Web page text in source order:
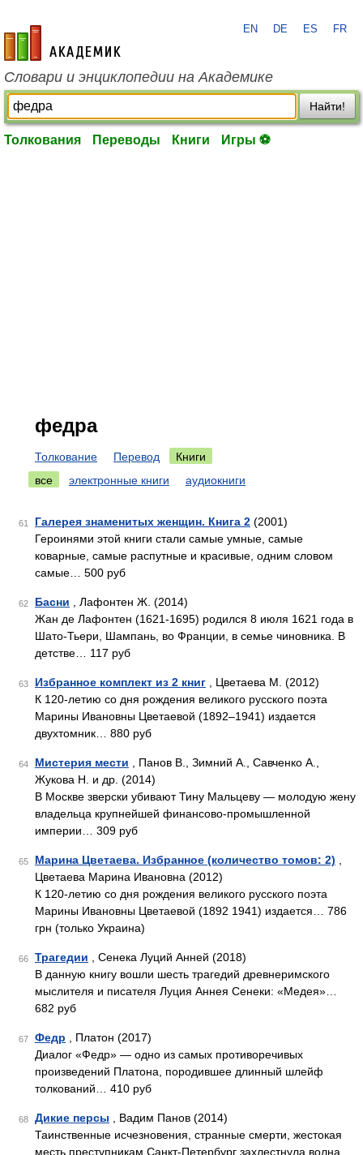
academic.ru
EN DE ES FR
Словари и энциклопедии на Академике
Найти!
Толкования Переводы Книги Игры ⚽
федра
Толкование Перевод
Книги
все
электронные книги аудиокниги
61 Галерея знаменитых женщин. Книга 2 (2001)
Героинями этой книги стали самые умные, самые
коварные, самые распутные и красивые, одним словом
самые… 500 руб
62 Басни , Лафонтен Ж. (2014)
Жан де Лафонтен (1621-1695) родился 8 июля 1621 года в
Шато-Тьери, Шампань, во Франции, в семье чиновника. В
детстве… 117 руб
63 Избранное комплект из 2 книг , Цветаева М. (2012)
К 120-летию со дня рождения великого русского поэта
Марины Ивановны Цветаевой (1892–1941) издается
двухтомник… 880 руб
64 Мистерия мести , Панов В., Зимний А., Савченко А.,
Жукова Н. и др. (2014)
В Москве зверски убивают Тину Мальцеву — молодую жену
владельца крупнейшей финансово-промышленной
империи… 309 руб
65 Марина Цветаева. Избранное (количество томов: 2)
Цветаева Марина Ивановна (2012)
К 120-летию со дня рождения великого русского поэта
Марины Ивановны Цветаевой (1892 1941) издается… 786
грн (только Украина)
66 Трагедии , Сенека Луций Анней (2018)
В данную книгу вошли шесть трагедий древнеримского
мыслителя и писателя Луция Аннея Сенеки: «Медея»…
682 руб
67 Федр , Платон (2017)
Диалог «Федр» — одно из самых противоречивых
произведений Платона, породившее длинный шлейф
толкований… 410 руб
68 Дикие персы , Вадим Панов (2014)
Таинственные исчезновения, странные смерти, жестокая
месть преступникам Санкт-Петербург захлестнула волна…